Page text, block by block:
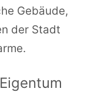
Gebäude,
der Stadt